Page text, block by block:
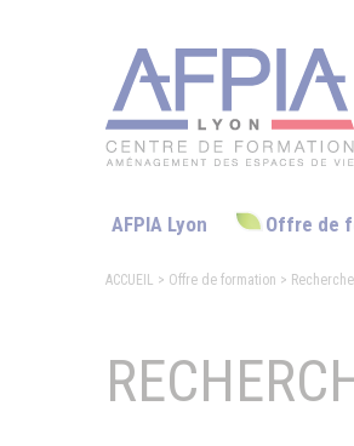
AFPIA Lyon Offre de
ACCUEIL > Offre de formation >